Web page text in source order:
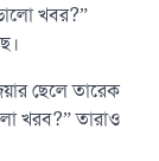
খবর?”
ছেলে তারেক
খরব?” তারাও